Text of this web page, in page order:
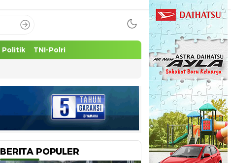
Politik TNI-Polri
BERITA POPULER